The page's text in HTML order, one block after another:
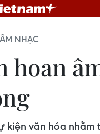
ÂM NHẠC
hoan
kiện văn hóa